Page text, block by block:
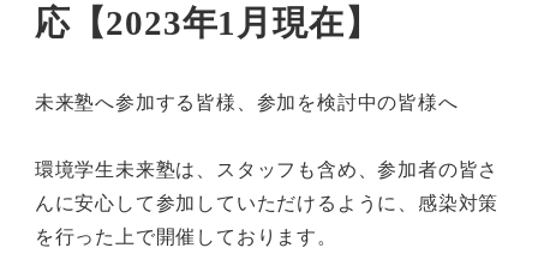
応【2023年1月現在】
未来塾へ参加する皆様、参加を検討中の皆様へ
環境学生未来塾は、スタッフも含め、参加者の皆さ
んに安心して参加していただけるように、感染対策
を行った上で開催しております。